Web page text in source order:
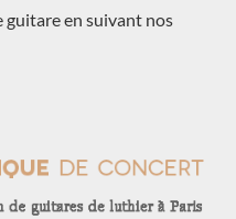
guitare en suivant nos